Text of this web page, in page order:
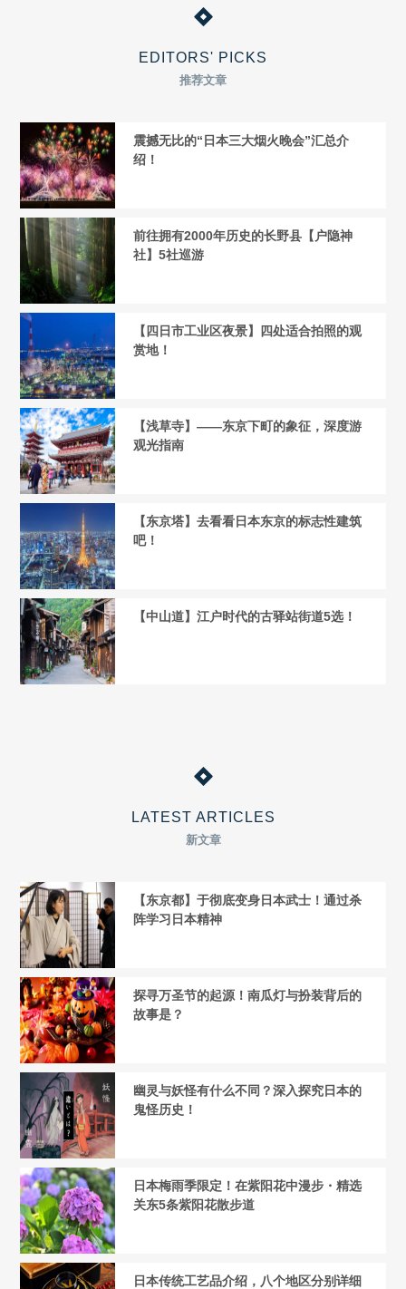
EDITORS' PICKS
推荐文章
震撼无比的“日本三大烟火晚会”汇总介
绍！
前往拥有2000年历史的长野县【户隐神
社】5社巡游
【四日市工业区夜景】四处适合拍照的观
赏地！
【浅草寺】——东京下町的象征，深度游
观光指南
【东京塔】去看看日本东京的标志性建筑
吧！
【中山道】江户时代的古驿站街道5选！
LATEST ARTICLES
新文章
【东京都】于彻底变身日本武士！通过杀
阵学习日本精神
探寻万圣节的起源！南瓜灯与扮装背后的
故事是？
幽灵与妖怪有什么不同？深入探究日本的
鬼怪历史！
日本梅雨季限定！在紫阳花中漫步・精选
关东5条紫阳花散步道
日本传统工艺品介绍，八个地区分别详细